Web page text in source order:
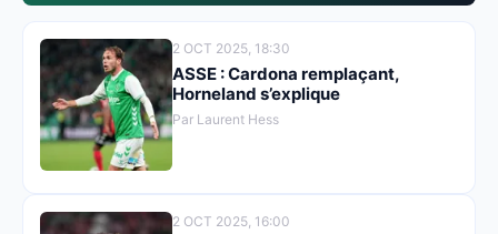
2 OCT 2025, 18:30
ASSE : Cardona remplaçant,
Horneland s’explique
Par Laurent Hess
2 OCT 2025, 16:00